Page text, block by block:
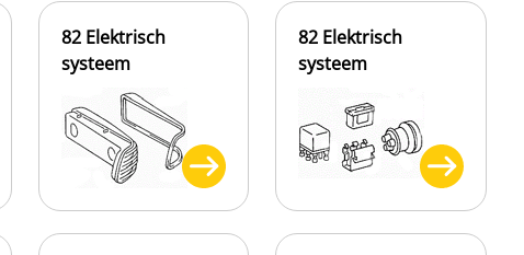
82 Elektrisch
systeem
82 Elektrisch
systeem